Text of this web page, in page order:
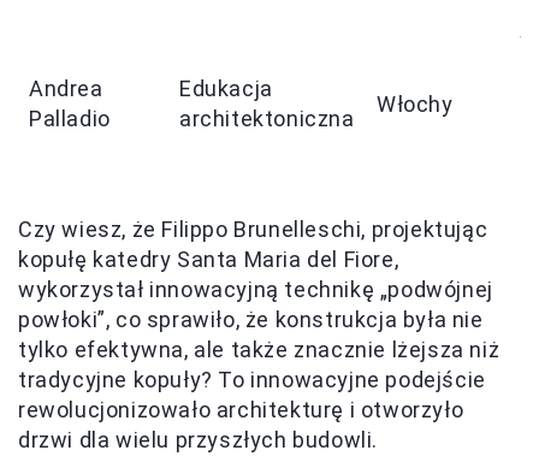
Andrea
Palladio
Edukacja
architektoniczna
Włochy
Czy wiesz, że Filippo Brunelleschi, projektując
kopułę katedry Santa Maria del Fiore,
wykorzystał innowacyjną technikę „podwójnej
powłoki”, co sprawiło, że konstrukcja była nie
tylko efektywna, ale także znacznie lżejsza niż
tradycyjne kopuły? To innowacyjne podejście
rewolucjonizowało architekturę i otworzyło
drzwi dla wielu przyszłych budowli.